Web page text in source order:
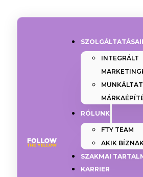
INTEGRÁLT
RÓLUNK
FTY TEAM
AKIK
SZAKMAI
KARRIER